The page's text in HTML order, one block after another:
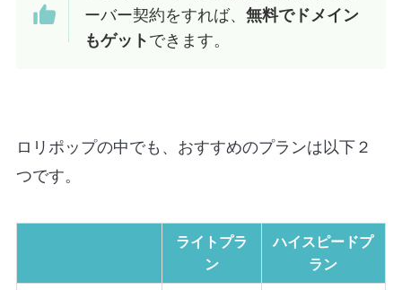
ーバー契約をすれば、無料でドメイン
もゲット できます。
ロリポップの中でも、おすすめのプランは以下２
つです。
ライトプラ
ン
ハイスピードプ
ラン